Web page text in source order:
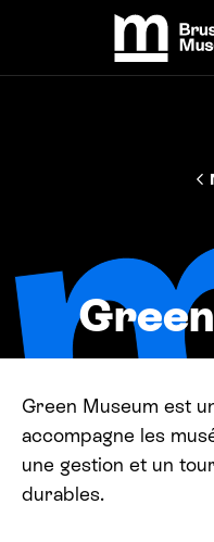
Brussels Museums
Green Museum est
accompagne les
une gestion et un
durables.
Panneau de gestion des